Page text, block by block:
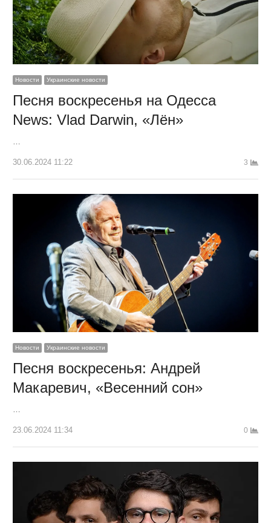
Новости Украинские новости
Песня воскресенья на Одесса
News: Vlad Darwin, «Лён»
30.06.2024 11:22 3
Новости Украинские новости
Песня воскресенья: Андрей
Макаревич, «Весенний сон»
…
23.06.2024 11:34 0